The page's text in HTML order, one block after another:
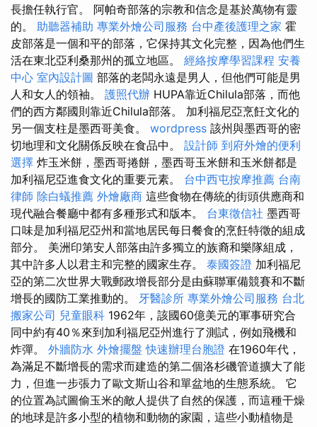
長擔任執行官。 阿帕奇部落的宗教和信念是基於萬物有靈
的。 助聽器補助 專業外燴公司服務 台中產後護理之家 霍
皮部落是一個和平的部落，它保持其文化完整，因為他們生
活在東北亞利桑那州的孤立地區。 經絡按摩學習課程 安養
中心 室內設計圖 部落的老闆永遠是男人，但他們可能是男
人和女人的領袖。 護照代辦 HUPA靠近Chilula部落，而他
們的西方鄰國則靠近Chilula部落。 加利福尼亞烹飪文化的
另一個支柱是墨西哥美食。 wordpress 該州與墨西哥的密
切地理和文化關係反映在食品中。 設計師 到府外燴的便利
選擇 炸玉米餅，墨西哥捲餅，墨西哥玉米餅和玉米餅都是
加利福尼亞進食文化的重要元素。 台中西屯按摩推薦 台南
律師 除白蟻推薦 外燴廠商 這些食物在傳統的街頭供應商和
現代融合餐廳中都有多種形式和版本。 台東徵信社 墨西哥
口味是加利福尼亞州和當地居民每日餐食的烹飪特徵的組成
部分。 美洲印第安人部落由許多獨立的族裔和樂隊組成，
其中許多人以君主和完整的國家生存。 泰國簽證 加利福尼
亞的第二次世界大戰郵政增長部分是由蘇聯軍備競賽和不斷
增長的國防工業推動的。 牙醫診所 專業外燴公司服務 台北
搬家公司 兒童眼科 1962年，該國60億美元的軍事研究合
同中約有40％來到加利福尼亞州進行了測試，例如飛機和
炸彈。 外牆防水 外燴擺盤 快速辦理台胞證 在1960年代，
為滿足不斷增長的需求而建造的第二個洛杉磯管道擴大了能
力，但進一步張力了歐文斯山谷和單盆地的生態系統。 它
的位置為試圖偷玉米的敵人提供了自然的保護，而這種干燥
的地球是許多小型的植物和動物的家園，這些小動植物是